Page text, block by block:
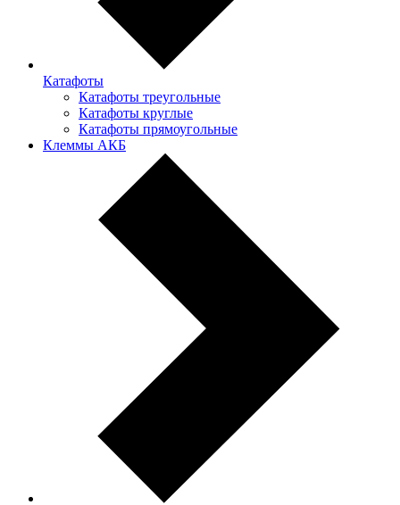
Катафоты
Катафоты треугольные
Катафоты круглые
Катафоты прямоугольные
Клеммы АКБ